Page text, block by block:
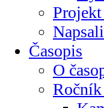
Časopis
O